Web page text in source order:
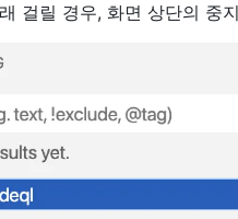
걸릴 경우, 화면 상단의 중